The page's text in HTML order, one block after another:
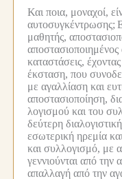
Και ποια, μοναχοί,
αυτοσυγκέντρωσης;
μαθητής,
αποστασιοποιημένος
καταστάσεις,
έκσταση, που
με αγαλλίαση και
αποστασιοποίηση,
λογισμού και του
δεύτερη
εσωτερική ηρεμία
και συλλογισμό, με
γεννιούνται από την
απαλλαγή από την